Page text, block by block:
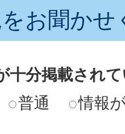
お聞かせ
十分掲載され
普通 情報